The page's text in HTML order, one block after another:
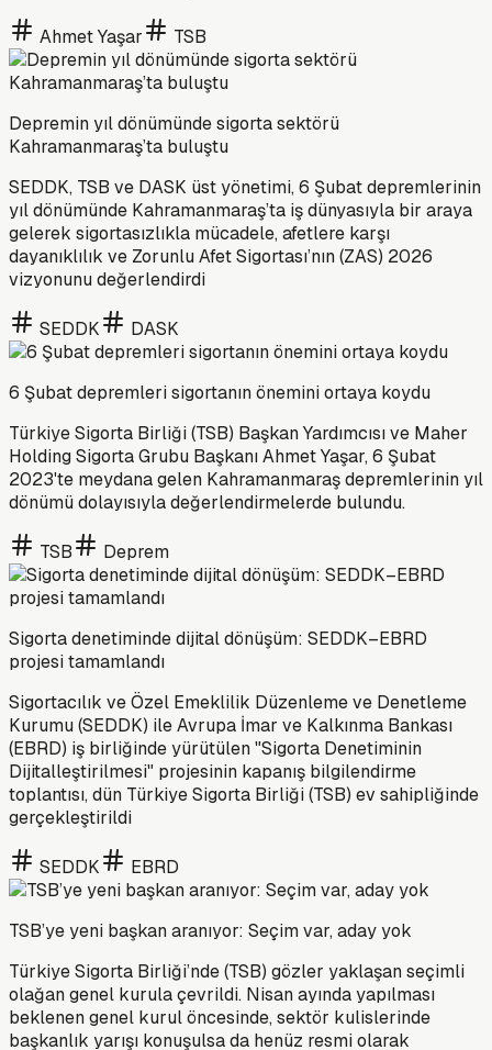
Ahmet Yaşar TSB
Depremin yıl dönümünde sigorta sektörü
Kahramanmaraş’ta buluştu
SEDDK, TSB ve DASK üst yönetimi, 6 Şubat depremlerinin
yıl dönümünde Kahramanmaraş’ta iş dünyasıyla bir araya
gelerek sigortasızlıkla mücadele, afetlere karşı
dayanıklılık ve Zorunlu Afet Sigortası’nın (ZAS) 2026
vizyonunu değerlendirdi
SEDDK DASK
6 Şubat depremleri sigortanın önemini ortaya koydu
Türkiye Sigorta Birliği (TSB) Başkan Yardımcısı ve Maher
Holding Sigorta Grubu Başkanı Ahmet Yaşar, 6 Şubat
2023'te meydana gelen Kahramanmaraş depremlerinin yıl
dönümü dolayısıyla değerlendirmelerde bulundu.
TSB Deprem
Sigorta denetiminde dijital dönüşüm: SEDDK–EBRD
projesi tamamlandı
Sigortacılık ve Özel Emeklilik Düzenleme ve Denetleme
Kurumu (SEDDK) ile Avrupa İmar ve Kalkınma Bankası
(EBRD) iş birliğinde yürütülen "Sigorta Denetiminin
Dijitalleştirilmesi" projesinin kapanış bilgilendirme
toplantısı, dün Türkiye Sigorta Birliği (TSB) ev sahipliğinde
gerçekleştirildi
SEDDK EBRD
TSB’ye yeni başkan aranıyor: Seçim var, aday yok
Türkiye Sigorta Birliği’nde (TSB) gözler yaklaşan seçimli
olağan genel kurula çevrildi. Nisan ayında yapılması
beklenen genel kurul öncesinde, sektör kulislerinde
başkanlık yarışı konuşulsa da henüz resmi olarak